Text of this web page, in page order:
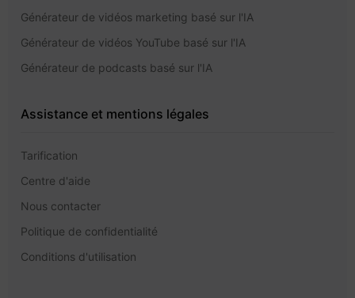
Générateur de vidéos marketing basé sur l'IA
Générateur de vidéos YouTube basé sur l'IA
Générateur de podcasts basé sur l'IA
Assistance et mentions légales
Tarification
Centre d'aide
Nous contacter
Politique de confidentialité
Conditions d'utilisation